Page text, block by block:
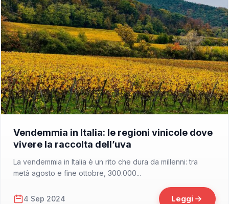
Vendemmia in Italia: le regioni vinicole dove
vivere la raccolta dell’uva
La vendemmia in Italia è un rito che dura da millenni: tra
metà agosto e fine ottobre, 300.000...
4 Sep 2024 Leggi